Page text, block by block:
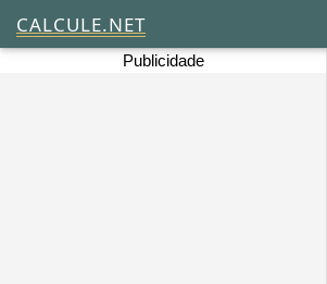
CALCULE.NET
Publicidade